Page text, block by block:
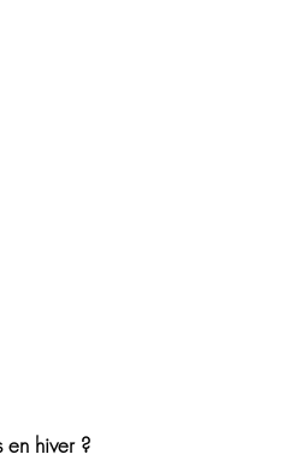
hiver ?